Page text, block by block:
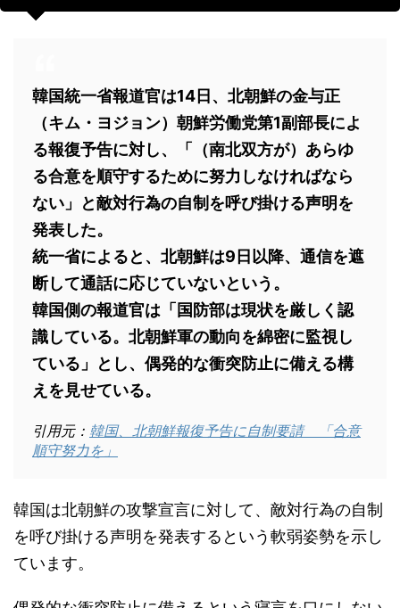
韓国統一省報道官は14日、北朝鮮の金与正
（キム・ヨジョン）朝鮮労働党第1副部長によ
る報復予告に対し、「（南北双方が）あらゆ
る合意を順守するために努力しなければなら
ない」と敵対行為の自制を呼び掛ける声明を
発表した。
統一省によると、北朝鮮は9日以降、通信を遮
断して通話に応じていないという。
韓国側の報道官は「国防部は現状を厳しく認
識している。北朝鮮軍の動向を綿密に監視し
ている」とし、偶発的な衝突防止に備える構
えを見せている。
引用元： 韓国、北朝鮮報復予告に自制要請 「合意
順守努力を」
韓国は北朝鮮の攻撃宣言に対して、敵対行為の自制
を呼び掛ける声明を発表するという軟弱姿勢を示し
ています。